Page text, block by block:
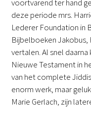
voortvarend ter hand
deze periode mrs.
Lederer Foundation in
Bijbelboeken Jakobus,
vertalen. Al snel
Nieuwe Testament in
van het complete
enorm werk, maar
Marie Gerlach, zijn